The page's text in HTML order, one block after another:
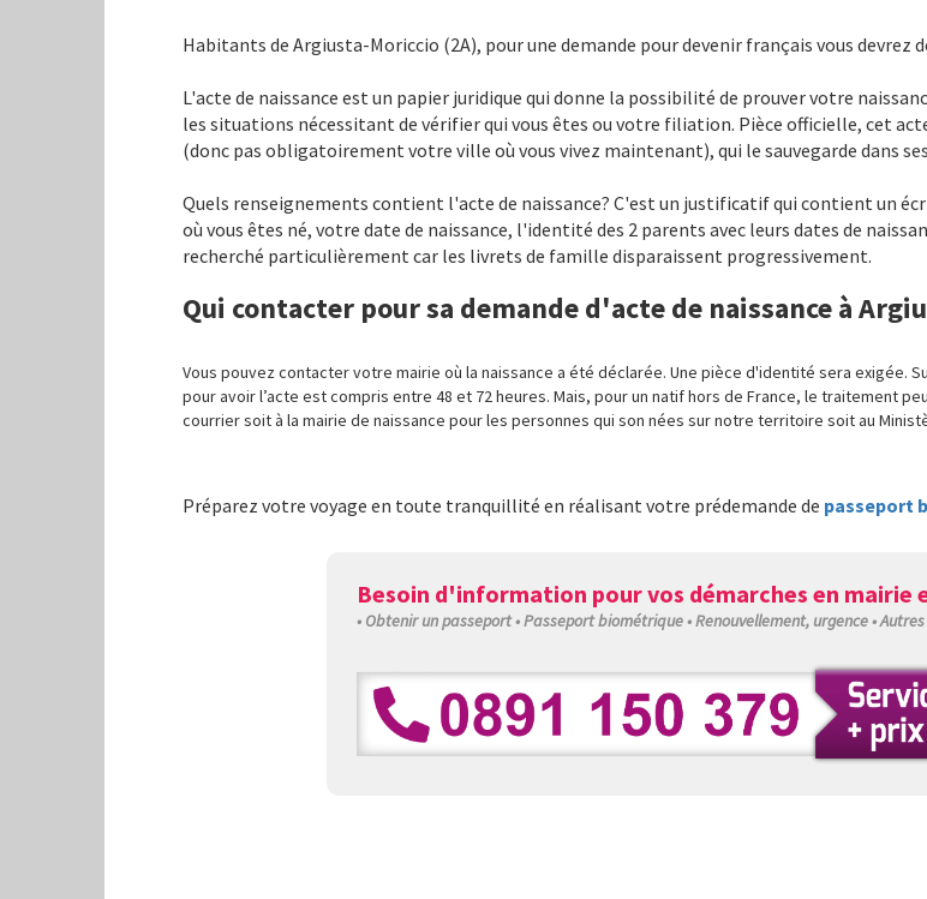
Habitants de Argiusta-Moriccio (2A), pour une demande pour devenir français vous devrez
L'acte de naissance est un papier juridique qui donne la possibilité de prouver votre
les situations nécessitant de vérifier qui vous êtes ou votre filiation. Pièce officielle, cet
(donc pas obligatoirement votre ville où vous vivez maintenant), qui le sauvegarde dans
Quels renseignements contient l'acte de naissance? C'est un justificatif qui contient un
où vous êtes né, votre date de naissance, l'identité des 2 parents avec leurs dates de
recherché particulièrement car les livrets de famille disparaissent progressivement.
Qui contacter pour sa demande d'acte de naissance à
Vous pouvez contacter votre mairie où la naissance a été déclarée. Une pièce d'identité sera exigée.
pour avoir l’acte est compris entre 48 et 72 heures. Mais, pour un natif hors de France, le traitement
courrier soit à la mairie de naissance pour les personnes qui son nées sur notre territoire soit au
Préparez votre voyage en toute tranquillité en réalisant votre prédemande de passeport
Besoin d'information pour vos démarches en mairie
• Obtenir un passeport • Passeport biométrique • Renouvellement, urgence •